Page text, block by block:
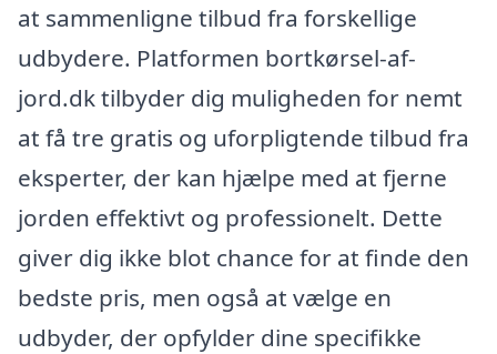
at sammenligne tilbud fra forskellige
udbydere. Platformen bortkørsel-af-
jord.dk tilbyder dig muligheden for nemt
at få tre gratis og uforpligtende tilbud fra
eksperter, der kan hjælpe med at fjerne
jorden effektivt og professionelt. Dette
giver dig ikke blot chance for at finde den
bedste pris, men også at vælge en
udbyder, der opfylder dine specifikke